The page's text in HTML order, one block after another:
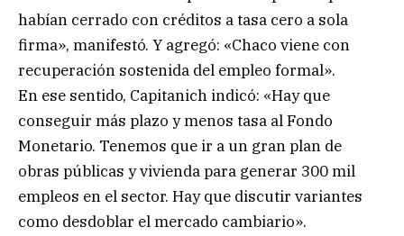
habían cerrado con créditos a tasa cero a sola
firma», manifestó. Y agregó: «Chaco viene con
recuperación sostenida del empleo formal».
En ese sentido, Capitanich indicó: «Hay que
conseguir más plazo y menos tasa al Fondo
Monetario. Tenemos que ir a un gran plan de
obras públicas y vivienda para generar 300 mil
empleos en el sector. Hay que discutir variantes
como desdoblar el mercado cambiario».